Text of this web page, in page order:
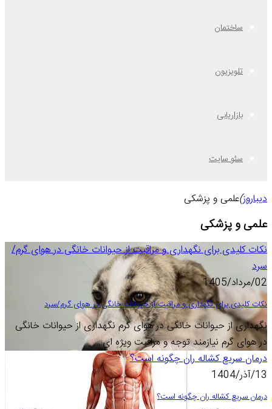
ساختمان
تلویزیون
بازاریابی
سئو سایت
دیباروز)علمی و پزشکی
علمی و پزشکی
نکات کلیدی برای نگهداری و مراقبت از حیوانات خانگی در هوای گرم/
سرد
02/مرداد/1405
نکات کلیدی برای نگهداری و مراقبت از حیوانات خانگی در هوای گرم/سرد
نگهداری از حیوانات خانگی در هوای گرم نگهداری از حیوانات خانگی
در هوای گرم نیازمند توجه و مراقبت ویژه ای…
درمان سریع کشاله ران چگونه است؟
13/آذر/1404
درمان سریع کشاله ران چگونه است؟